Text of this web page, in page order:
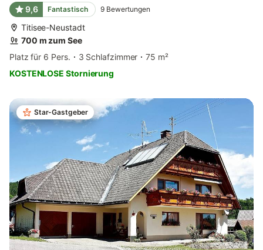
9,6 Fantastisch 9 Bewertungen
Titisee-Neustadt
700 m zum See
Platz für 6 Pers.
3 Schlafzimmer
75 m²
KOSTENLOSE Stornierung
Star-Gastgeber